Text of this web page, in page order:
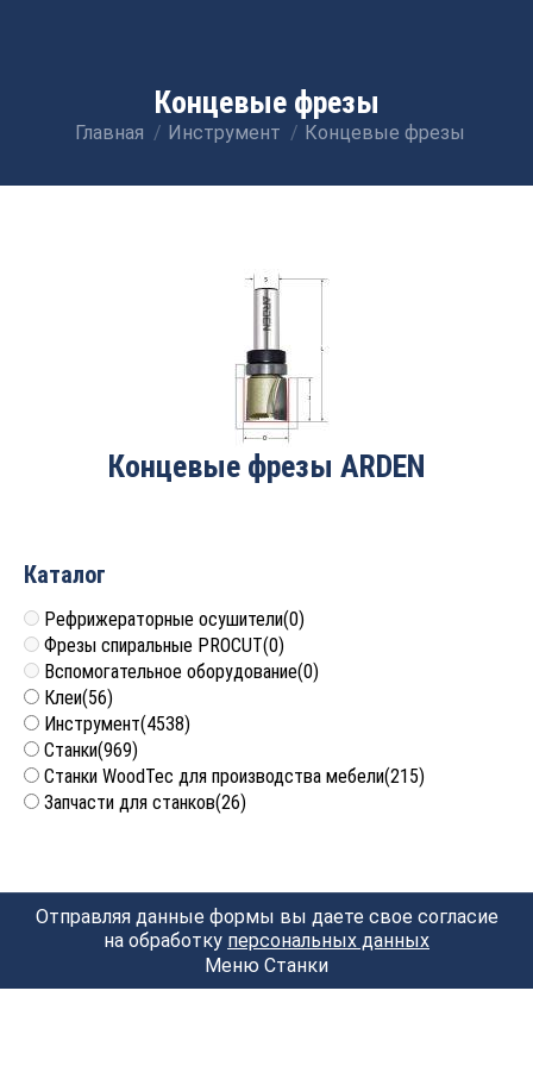
Концевые фрезы
Вы здесь:
Главная Инструмент Концевые фрезы
Концевые фрезы ARDEN
Каталог
Рефрижераторные осушители(0)
Фрезы спиральные PROCUT(0)
Вспомогательное оборудование(0)
Клеи(56)
Инструмент(4538)
Станки(969)
Станки WoodTec для производства мебели(215)
Запчасти для станков(26)
Отправляя данные формы вы даете свое согласие
на обработку персональных данных
Меню Станки